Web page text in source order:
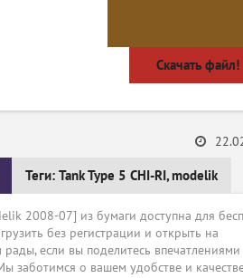
Скачать файл!
Теги: Tank Type 5 CHI-RI,modelik
2008-07] из бумаги доступна для
без регистрации и открыть на
если вы поделитесь впечатлениями
заботимся о вашем удобстве и